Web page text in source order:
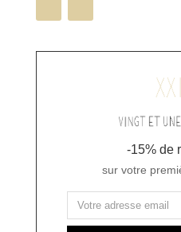
-15% de
sur votre